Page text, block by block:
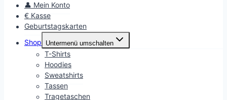
👤 Mein Konto
€ Kasse
Geburtstagskarten
Shop
Untermenü umschalten
T-Shirts
Hoodies
Sweatshirts
Tassen
Tragetaschen